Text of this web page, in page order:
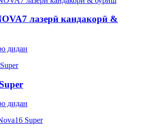
лазерӣ кандакорӣ &
дидан
дидан